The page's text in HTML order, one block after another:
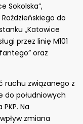
Sokolska”,
do
„Katowice
przez linię M101
oraz
ruchu związanego z
do południowych
Na
zmiana